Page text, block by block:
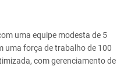
uma equipe modesta de 5
uma força de trabalho de 100
com gerenciamento de